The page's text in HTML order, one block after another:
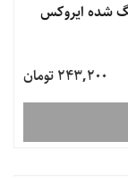
شده ایروکس
243,200 تومان